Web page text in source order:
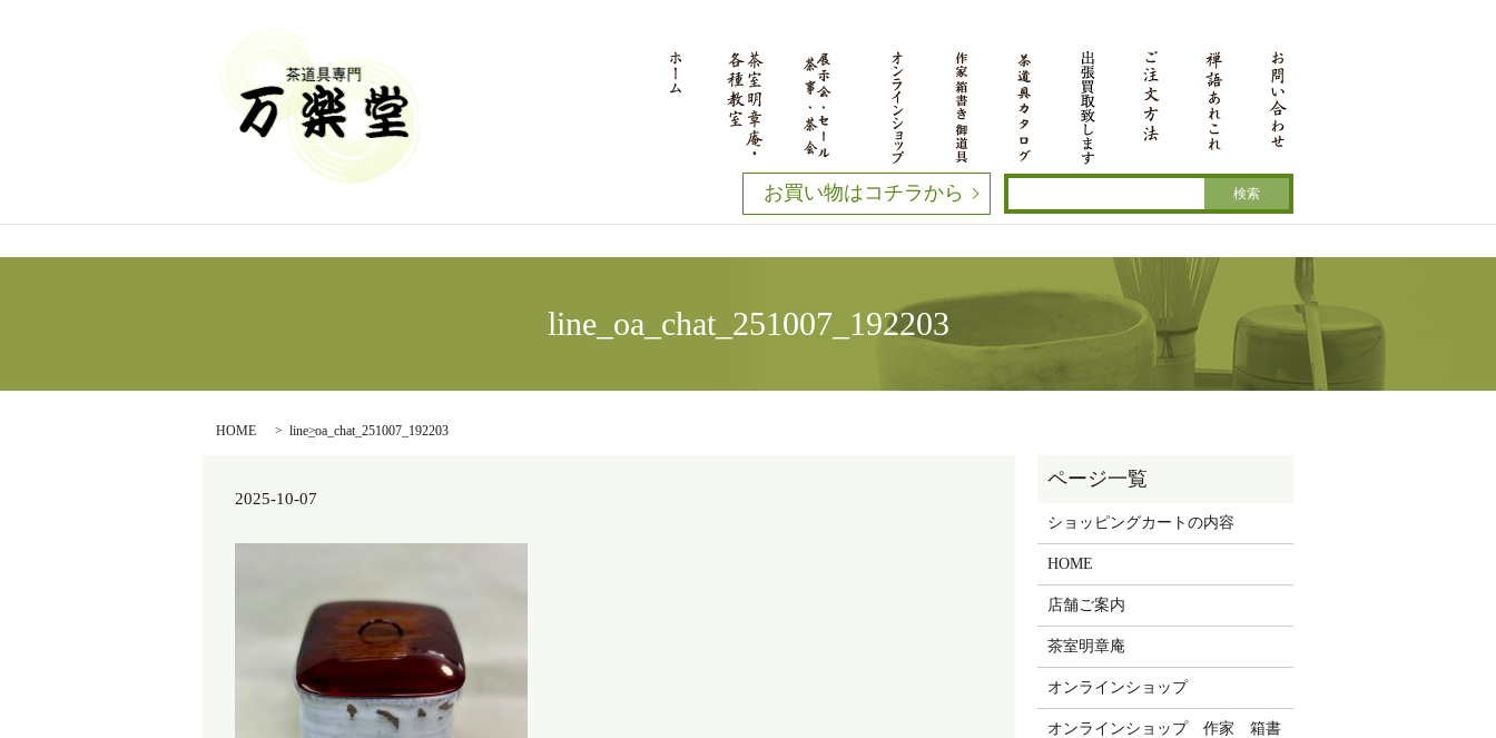
お買い物はコチラから
line_oa_chat_251007_192203
HOME line_oa_chat_251007_192203
2025-10-07
ショッピングカートの内容
HOME
店舗ご案内
茶室明章庵
オンラインショップ
オンラインショップ 作家 箱書